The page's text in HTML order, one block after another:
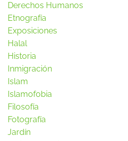
Derechos Humanos
Etnografía
Exposiciones
Halal
Historia
Inmigración
Islam
Islamofobia
Filosofía
Fotografía
Jardín